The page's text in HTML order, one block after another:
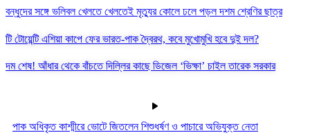
বন্ধুদের সঙ্গে ভলিবল খেলতে খেলতেই মৃত্যুর কোলে ঢলে পড়ল দশম শ্রেণির ছাত্র
টি টোয়েন্টি এশিয়া কাপে ফের ভারত-পাক দ্বৈরথ, কবে মুখোমুখি হবে দুই দল?
দম শেষ! আঁধার থেকে বাঁচতে দিল্লির কাছে ডিজেল ‘ভিক্ষা’ চাইল তারেক সরকার
পাক অধিকৃত কাশ্মীরে ভোটে জিতলেন শিশুধর্ষণ ও পাচারে অভিযুক্ত নেতা